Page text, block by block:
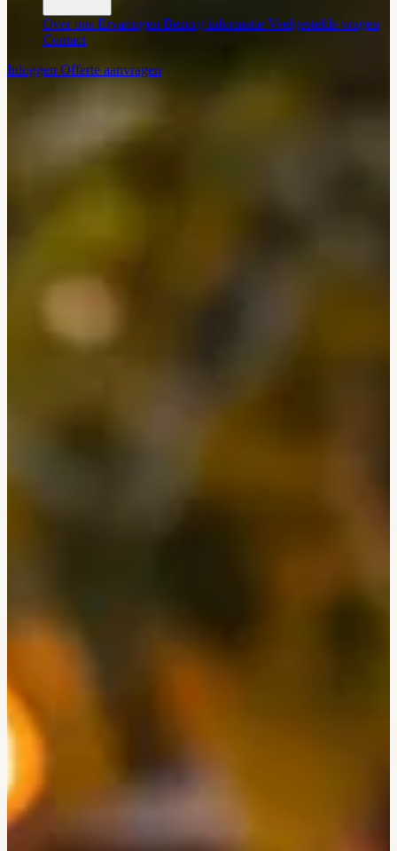
Over ons Ervaringen Bezorg informatie Veelgestelde vragen
Contact
Inloggen Offerte aanvragen